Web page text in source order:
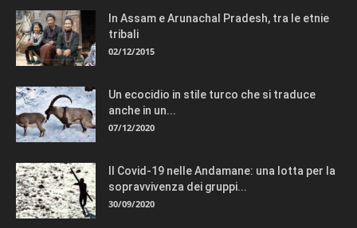
In Assam e Arunachal Pradesh, tra le etnie
tribali
02/12/2015
Un ecocidio in stile turco che si traduce
anche in un...
07/12/2020
Il Covid-19 nelle Andamane: una lotta per la
sopravvivenza dei gruppi...
30/09/2020